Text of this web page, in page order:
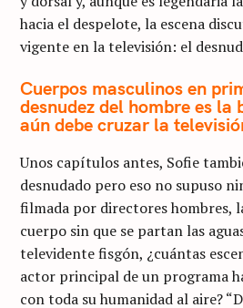
hacia el despelote, la escena
vigente en la televisión: el
Cuerpos masculinos en
desnudez del hombre es la
aún debe cruzar la
Unos capítulos antes, Sofie
desnudado pero eso no supuso
filmada por directores hombres,
cuerpo sin que se partan las
televidente fisgón, ¿cuántas
actor principal de un programa
con toda su humanidad al aire?